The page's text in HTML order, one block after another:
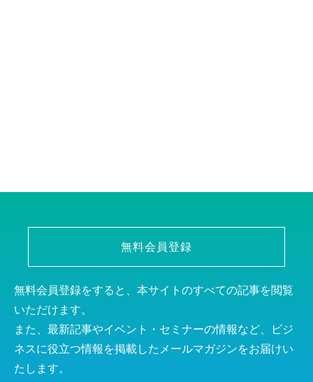
無料会員登録
無料会員登録をすると、本サイトのすべての記事を閲覧
いただけます。
また、最新記事やイベント・セミナーの情報など、ビジ
ネスに役立つ情報を掲載したメールマガジンをお届けい
たします。